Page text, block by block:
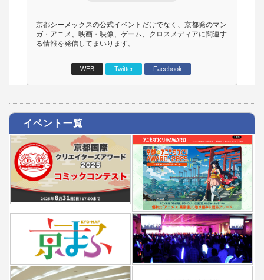
京都シーメックスの公式イベントだけでなく、京都発のマン
ガ・アニメ、映画・映像、ゲーム、クロスメディアに関連す
る情報を発信してまいります。
WEB Twitter Facebook
イベント一覧